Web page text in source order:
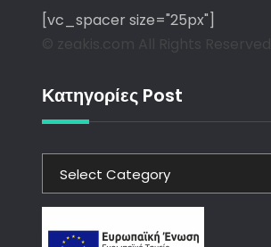
[vc_spacer size="25px"]
© zeakis.com All Rights Reserved.
Κατηγορίες Post
Κατηγορίες
Post